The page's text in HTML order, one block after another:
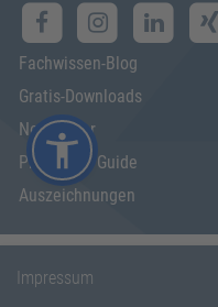
Fachwissen-Blog
Gratis-Downloads
Newsletter
Programm Guide
Auszeichnungen
Impressum